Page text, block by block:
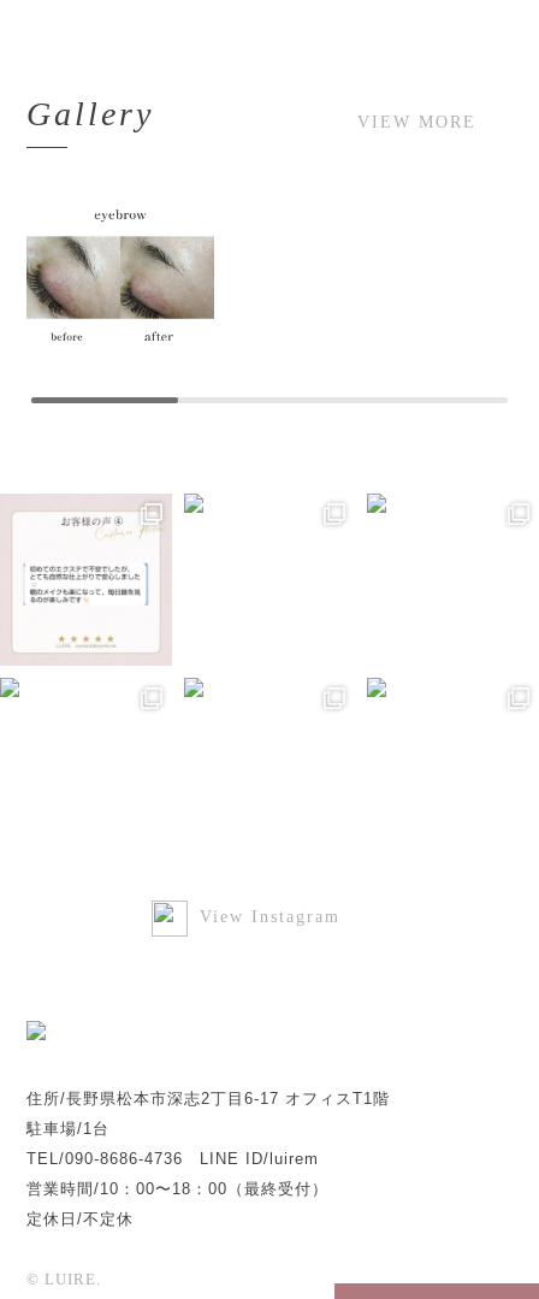
Gallery VIEW MORE
View Instagram
住所/長野県松本市深志2丁目6-17 オフィスT1階
駐車場/1台
TEL/090-8686-4736 LINE ID/luirem
営業時間/10：00〜18：00（最終受付）
定休日/不定休
© LUIRE.